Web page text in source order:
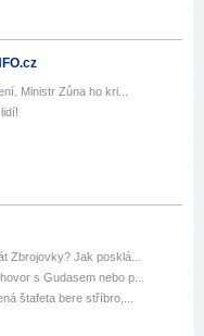
Ministr Zůna ho kri...
Zbrojovky? Jak posklá...
s Gudasem nebo p...
štafeta bere stříbro,...